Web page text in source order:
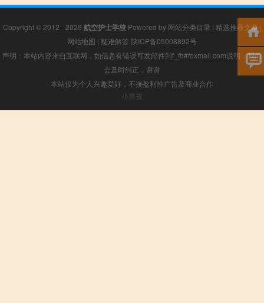
Copyright © 2012 - 2026 航空护士学校Powered by 网站分类目录 | 精选推荐文章 |
网站地图 | 疑难解答 陕ICP备05008892号
声明：本站内容来自互联网，如信息有错误可发邮件到f_fb#foxmail.com说明，我们
会及时纠正，谢谢
本站仅为个人兴趣爱好，不接盈利性广告及商业合作
小男孩